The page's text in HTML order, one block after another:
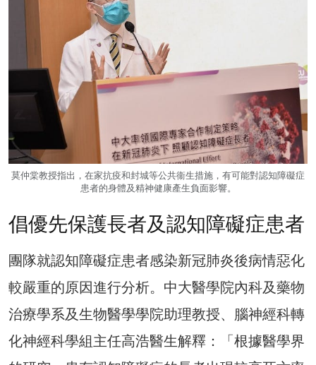
莫仲棠教授指出，在家抗疫和封城等公共衞生措施，有可能對認知障礙症
患者的身體及精神健康產生負面影響。
倡優先保護長者及認知障礙症患者
團隊就認知障礙症患者感染新冠肺炎後病情惡化
較嚴重的原因進行分析。中大醫學院內科及藥物
治療學系及生物醫學學院助理教授、腦神經科轉
化神經科學組主任高浩醫生解釋：「根據醫學界